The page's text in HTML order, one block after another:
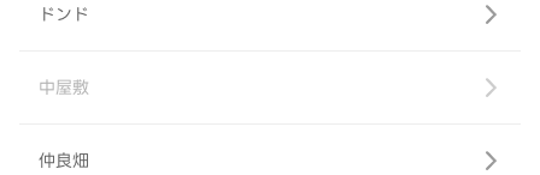
ドンド
中屋敷
仲良畑